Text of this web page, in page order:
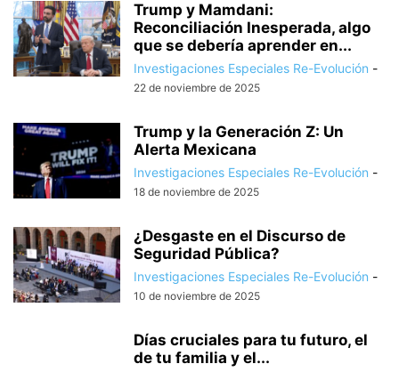
Trump y Mamdani:
Reconciliación Inesperada, algo
que se debería aprender en...
Investigaciones Especiales Re-Evolución -
22 de noviembre de 2025
Trump y la Generación Z: Un
Alerta Mexicana
Investigaciones Especiales Re-Evolución -
18 de noviembre de 2025
¿Desgaste en el Discurso de
Seguridad Pública?
Investigaciones Especiales Re-Evolución -
10 de noviembre de 2025
Días cruciales para tu futuro, el
de tu familia y el...